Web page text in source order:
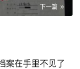
下一篇
案在手里不见了